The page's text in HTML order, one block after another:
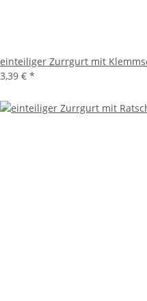
einteiliger Zurrgurt mit
3,39 € *